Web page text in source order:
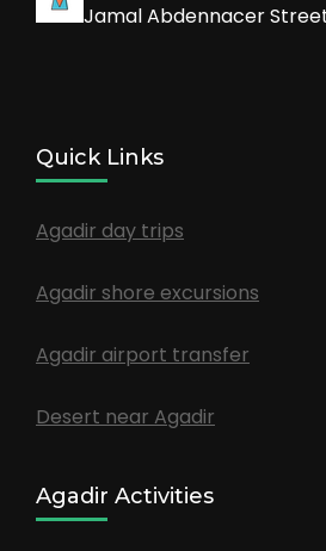
Jamal Abdennacer
Quick Links
Agadir day trips
Agadir shore excursions
Agadir airport transfer
Desert near Agadir
Agadir Activities